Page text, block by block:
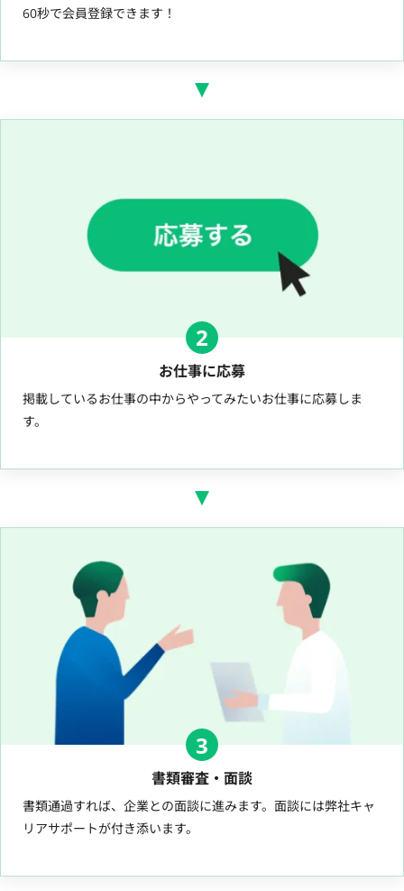
60秒で会員登録できます！
2
お仕事に応募
掲載しているお仕事の中からやってみたいお仕事に応募しま
す。
3
書類審査・面談
書類通過すれば、企業との面談に進みます。面談には弊社キャ
リアサポートが付き添います。